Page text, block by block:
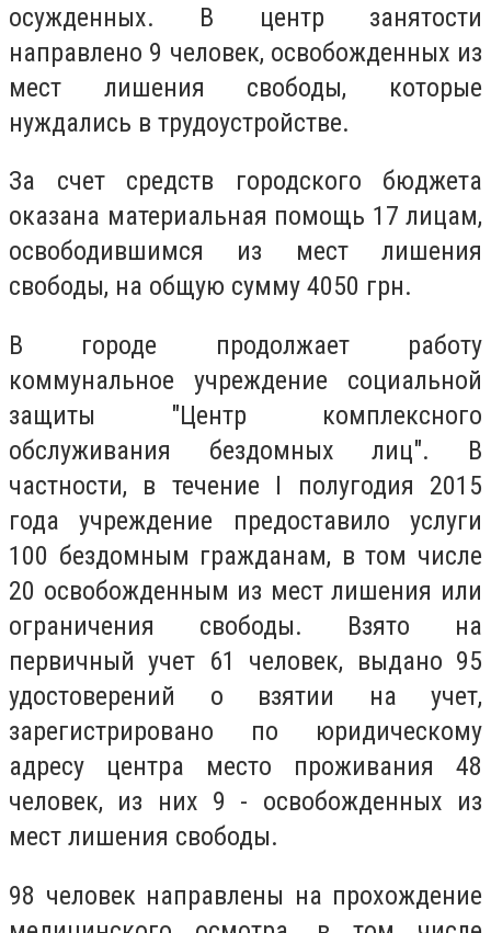
осужденных. В центр занятости
направлено 9 человек, освобожденных из
мест лишения свободы, которые
нуждались в трудоустройстве.
За счет средств городского бюджета
оказана материальная помощь 17 лицам,
освободившимся из мест лишения
свободы, на общую сумму 4050 грн.
В городе продолжает работу
коммунальное учреждение социальной
защиты "Центр комплексного
обслуживания бездомных лиц". В
частности, в течение I полугодия 2015
года учреждение предоставило услуги
100 бездомным гражданам, в том числе
20 освобожденным из мест лишения или
ограничения свободы. Взято на
первичный учет 61 человек, выдано 95
удостоверений о взятии на учет,
зарегистрировано по юридическому
адресу центра место проживания 48
человек, из них 9 - освобожденных из
мест лишения свободы.
98 человек направлены на прохождение